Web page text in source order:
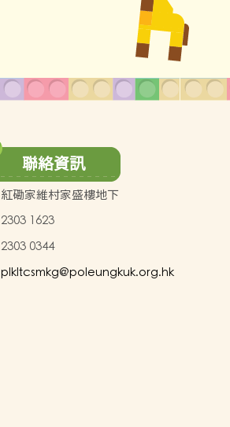
聯絡資訊
紅磡家維村家盛樓地下
2303 1623
2303 0344
plkltcsmkg@poleungkuk.org.hk